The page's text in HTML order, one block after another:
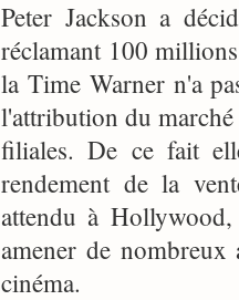
Peter Jackson a
réclamant 100
la Time Warner n'a
l'attribution du marché
filiales. De ce fait
rendement de la
attendu à
amener de
cinéma.